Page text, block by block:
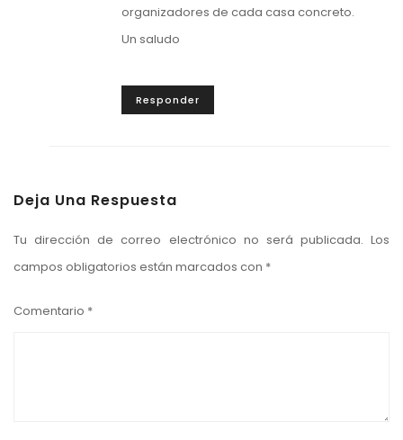
organizadores de cada casa concreto.
Un saludo
Responder
Deja Una Respuesta
Tu dirección de correo electrónico no será publicada. Los
campos obligatorios están marcados con *
Comentario *